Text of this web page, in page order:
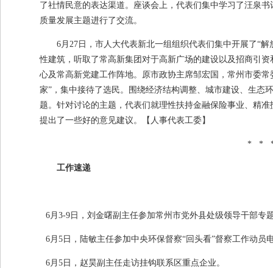
了社情民意的表达渠道。座谈会上，代表们集中学习了汪泉
质量发展主题进行了交流。
6月 27 日，市人大代表新北一组组织代表们集中开展了“
性建筑，听取了常高新集团对于高新广场的建设以及招商引
心及常高新党建工作阵地。原市政协主席邹宏国，常州市委
家”，集中接待了选民。围绕经济结构调整、城市建设、生态
题。针对讨论的主题，代表们就理性扶持金融保险事业、精
提出了一些好的意见建议。
【人事代表工委】
* *
工作速递
6月 3-9日，刘金曙副主任参加常州市党外县处级领导干部专
6月 5日，陆敏主任参加中央环保督察“回头看”督察工作动员
6月 5日，赵昊副主任走访挂钩联系区重点企业。